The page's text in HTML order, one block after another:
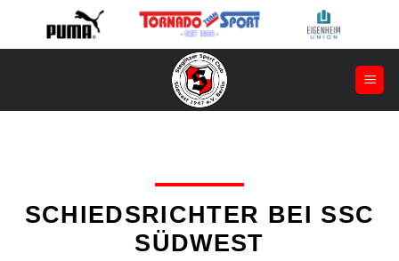
SCHIEDSRICHTER BEI SSC
SÜDWEST